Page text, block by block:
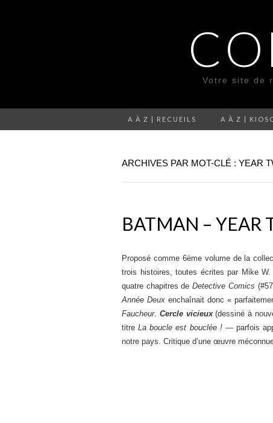
Votre site de
A À Z | RECUEILS A À Z |
ARCHIVES PAR MOT-CLÉ : YEAR
BATMAN – YEAR
Proposé comme 6ème volume de la
trois histoires, toutes écrites par Mike
quatre chapitres deDetective Comics
Année Deux enchaînait donc «
Faucheur. Cercle vicieux (dessiné à
titreLa boucle est bouclée ! —parfois
notre pays. Critique d’une œuvre